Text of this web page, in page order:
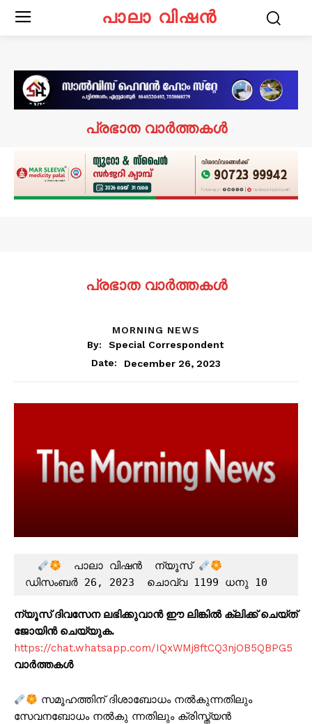
പാലാ വിഷൻ
പ്രഭാത വാർത്തകൾ
പ്രഭാത വാർത്തകൾ
MORNING NEWS
By:
Special Correspondent
Date:
December 26, 2023
  പാലാ വിഷൻ  ന്യൂസ്
ഡിസംബർ 26, 2023  ചൊവ്വ 1199 ധനു 10
ന്യൂസ് ദിവസേന ലഭിക്കുവാൻ ഈ ലിങ്കിൽ ക്ലിക്ക് ചെയ്ത്
ജോയിൻ ചെയ്യുക.
https://chat.whatsapp.com/IQxWMj8ftCQ3njOB5QBPG5
വാർത്തകൾ
സമൂഹത്തിന് ദിശാബോധം നൽകുന്നതിലും
സേവനബോധം നൽകു ന്നതിലും ക്രിസ്ത്യൻ